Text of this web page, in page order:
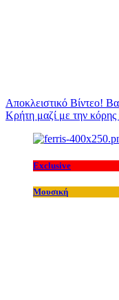
Αποκλειστικό Βίντεο!
Κρήτη μαζί με την
Exclusive
Μουσική